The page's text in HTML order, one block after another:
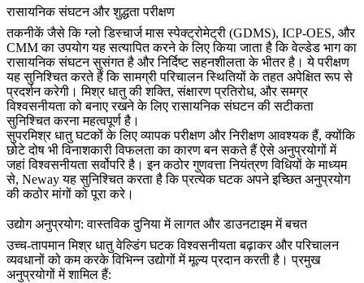
रासायनिक संघटन और शुद्धता परीक्षण
तकनीकें जैसे किग्लो डिस्चार्ज मास स्पेक्ट्रोमेट्री (GDMS), ICP-OES, और
CMM का उपयोग यह सत्यापित करने के लिए किया जाता है कि वेल्डेड भाग का
रासायनिक संघटन सुसंगत है और निर्दिष्ट सहनशीलता के भीतर है। ये परीक्षण
यह सुनिश्चित करते हैं कि सामग्री परिचालन स्थितियों के तहत अपेक्षित रूप से
प्रदर्शन करेगी। मिश्र धातु की शक्ति, संक्षारण प्रतिरोध, और समग्र
विश्वसनीयता को बनाए रखने के लिएरासायनिक संघटन की सटीकता
सुनिश्चित करना महत्वपूर्ण है।
सुपरमिश्र धातु घटकों के लिए व्यापक परीक्षण और निरीक्षण आवश्यक हैं, क्योंकि
छोटे दोष भी विनाशकारी विफलता का कारण बन सकते हैं ऐसे अनुप्रयोगों में
जहां विश्वसनीयता सर्वोपरि है। इनकठोर गुणवत्ता नियंत्रणविधियों के माध्यम
से, Neway यह सुनिश्चित करता है कि प्रत्येक घटक अपने इच्छित अनुप्रयोग
की कठोर मांगों को पूरा करे।
उद्योग अनुप्रयोग: वास्तविक दुनिया में लागत और डाउनटाइम में बचत
उच्च-तापमान मिश्र धातु वेल्डिंग घटक विश्वसनीयता बढ़ाकर और परिचालन
व्यवधानों को कम करके विभिन्न उद्योगों में मूल्य प्रदान करती है। प्रमुख
अनुप्रयोगों में शामिल हैं: